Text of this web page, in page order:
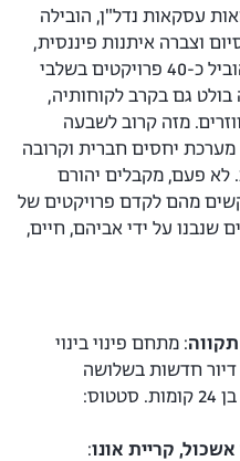
עסקאות נדל"ן, הובילה
וצברה איתנות פיננסית,
מעמד ומוניטין, המאפשרים לה להוביל כ-40 פרויקטים בשלבי
בולט גם בקרב לקוחותיה,
מזה קרוב לשבעה
יחסים חברית וקרובה
לא פעם, מקבלים יהורם
מהם לקדם פרויקטים של
שנבנו על ידי אביהם, חיים,
: מתחם פינוי בינוי
כ-220 יחידות דיור חדשות בשלושה
בניינים בני 10 קומות ומגדל בן 24 קומות. סטטוס:
קריית אונו: